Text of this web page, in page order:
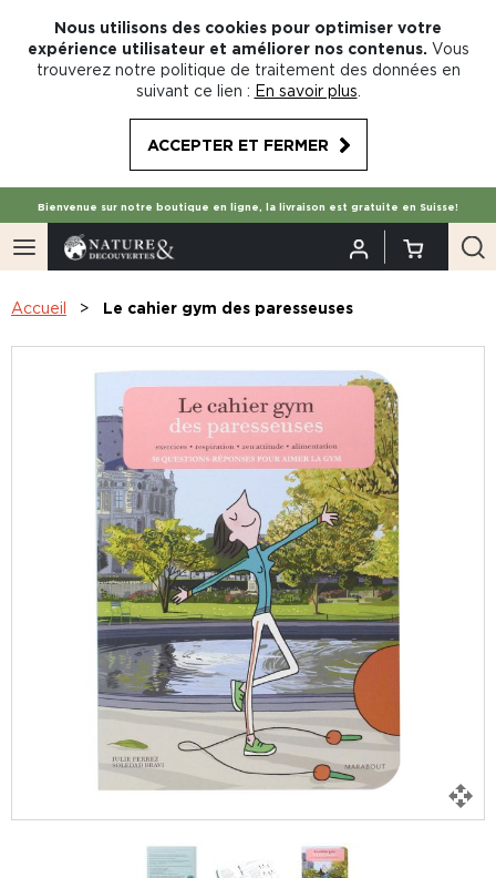
Nous utilisons des cookies pour optimiser votre
expérience utilisateur et améliorer nos contenus. Vous
trouverez notre politique de traitement des données en
suivant ce lien : En savoir plus
ACCEPTER ET FERMER
Bienvenue sur notre boutique en ligne, la livraison est gratuite en Suisse!
Accueil Le cahier gym des paresseuses